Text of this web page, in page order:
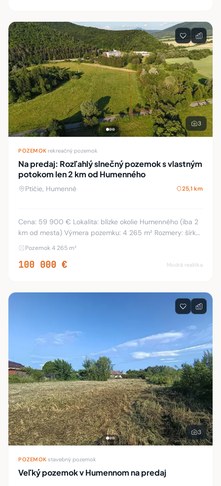
3
POZEMOK rekreačný pozemok
Na predaj: Rozľahlý slnečný pozemok s vlastným
potokom len 2 km od Humenného
Ptičie, Humenné 25,1 km
Cena: 59 900 € Lokalita: blízke okolie Humenného (iba 2
km od mesta) Výmera pozemku: 4 265 m² Rozmery: šírka
cca 25 m x dĺžka cca 190 m Hľadáte jedinečné miesto s
Pozemok 4 265 m²
100 000 € Modrá realitka
3
POZEMOK stavebný pozemok
Veľký pozemok v Humennom na predaj